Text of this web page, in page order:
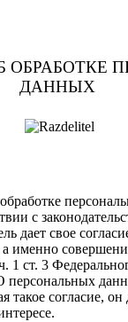
ОБРАБОТКЕ
ДАННЫХ
с
дает свое
именно
1 ст. 3
персональных
такое согласие,